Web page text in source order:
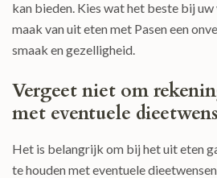
kan bieden. Kies wat het beste bij
maak van uit eten met Pasen een
smaak en gezelligheid.
Vergeet niet om
met eventuele
Het is belangrijk om bij het uit eten
te houden met eventuele